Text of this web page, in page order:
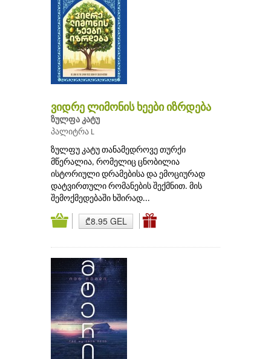
ვიდრე ლიმონის ხეები იზრდება
ზულფა კატუ
პალიტრა L
ზულფუ კატუ თანამედროვე თურქი
მწერალია, რომელიც ცნობილია
ისტორიული დრამებისა და ემოციურად
დატვირთული რომანების შექმნით. მის
შემოქმედებაში ხშირად...
₾8.95 GEL